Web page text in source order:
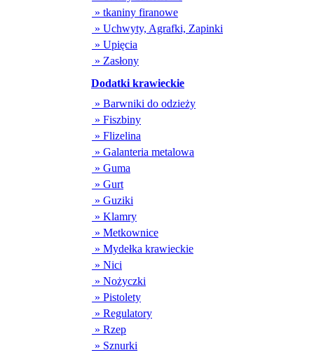
» tkaniny firanowe
» Uchwyty, Agrafki, Zapinki
» Upięcia
» Zasłony
Dodatki krawieckie
» Barwniki do odzieży
» Fiszbiny
» Flizelina
» Galanteria metalowa
» Guma
» Gurt
» Guziki
» Klamry
» Metkownice
» Mydełka krawieckie
» Nici
» Nożyczki
» Pistolety
» Regulatory
» Rzep
» Sznurki